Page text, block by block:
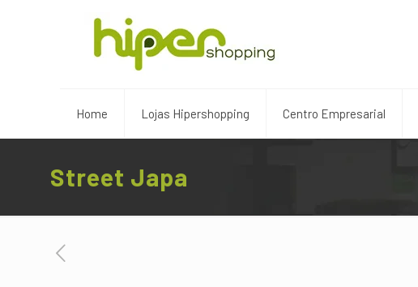
Home Lojas Hipershopping Centro Empresarial
Street Japa